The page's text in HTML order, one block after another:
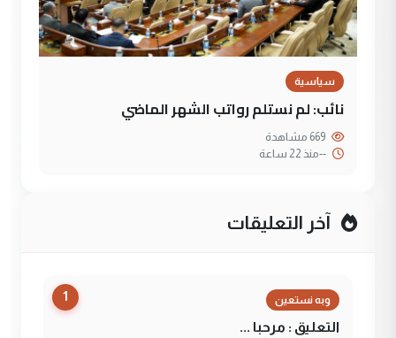
سياسية
نائب: لم نستلم رواتب الشهر الماضي
--منذ 22 ساعة
آخر التعليقات
1 وبه نستعين
التعليق : مرحبا ...